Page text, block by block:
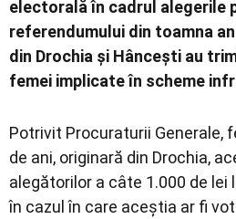
electorală în cadrul alegerile
referendumului din toamna
din Drochia și Hâncești au
femei implicate în scheme
Potrivit Procuraturii Generale,
de ani, originară din Drochia,
alegătorilor a câte 1.000 de lei
în cazul în care aceștia ar fi